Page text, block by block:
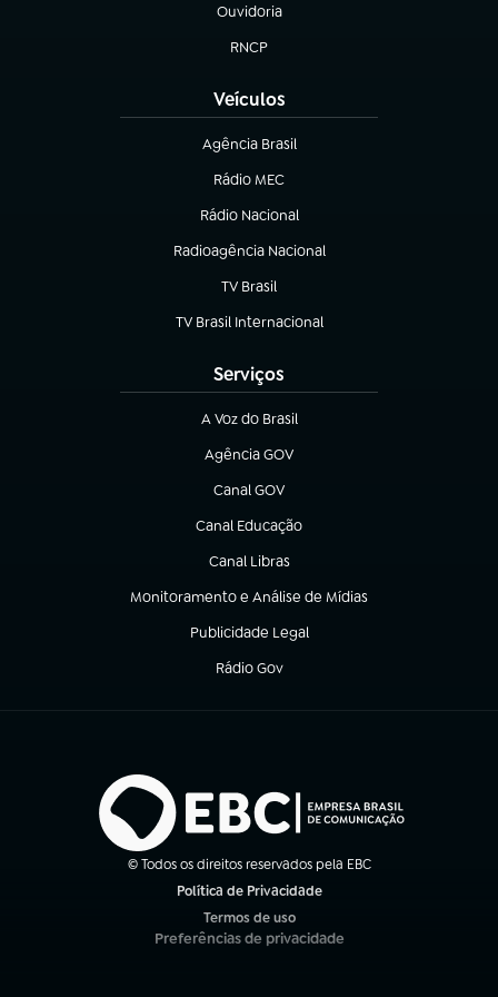
Ouvidoria
(abre em nova aba)
RNCP
(abre em nova aba)
Veículos
Agência Brasil
(abre em nova aba)
Rádio MEC
(abre em nova aba)
Rádio Nacional
Radioagência Nacional
(abre em nova aba)
TV Brasil
(abre em nova aba)
TV Brasil Internacional
(abre em nova aba)
Serviços
A Voz do Brasil
(abre em nova aba)
Agência GOV
(abre em nova aba)
Canal GOV
(abre em nova aba)
Canal Educação
(abre em nova aba)
Canal Libras
(abre em nova aba)
Monitoramento e Análise de Mídias
(abre em nova aba)
Publicidade Legal
(abre em nova aba)
Rádio Gov
(abre em nova aba)
© Todos os direitos reservados pela EBC
Política de Privacidade
Termos de uso
(abre em nova aba)
Preferências de privacidade